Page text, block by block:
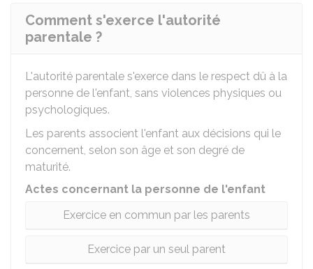
Comment s'exerce l'autorité
parentale ?
L'autorité parentale s'exerce dans le respect dû à la
personne de l'enfant, sans violences physiques ou
psychologiques.
Les parents associent l'enfant aux décisions qui le
concernent, selon son âge et son degré de
maturité.
Actes concernant la personne de l'enfant
Exercice en commun par les parents
Exercice par un seul parent